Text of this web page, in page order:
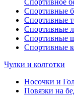
Спортивное
Спортивные
Спортивные
Спортивные
Спортивные
Спортивные
Чулки и колготки
Носочки и
Повязки на